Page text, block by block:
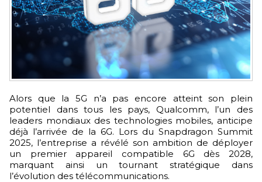
Alors que la 5G n’a pas encore atteint son plein
potentiel dans tous les pays, Qualcomm, l’un des
leaders mondiaux des technologies mobiles, anticipe
déjà l’arrivée de la 6G. Lors du Snapdragon Summit
2025, l’entreprise a révélé son ambition de déployer
un premier appareil compatible 6G dès 2028,
marquant ainsi un tournant stratégique dans
l’évolution des télécommunications.